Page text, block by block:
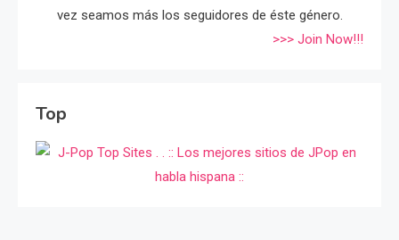
vez seamos más los seguidores de éste género.
>>> Join Now!!!
Top